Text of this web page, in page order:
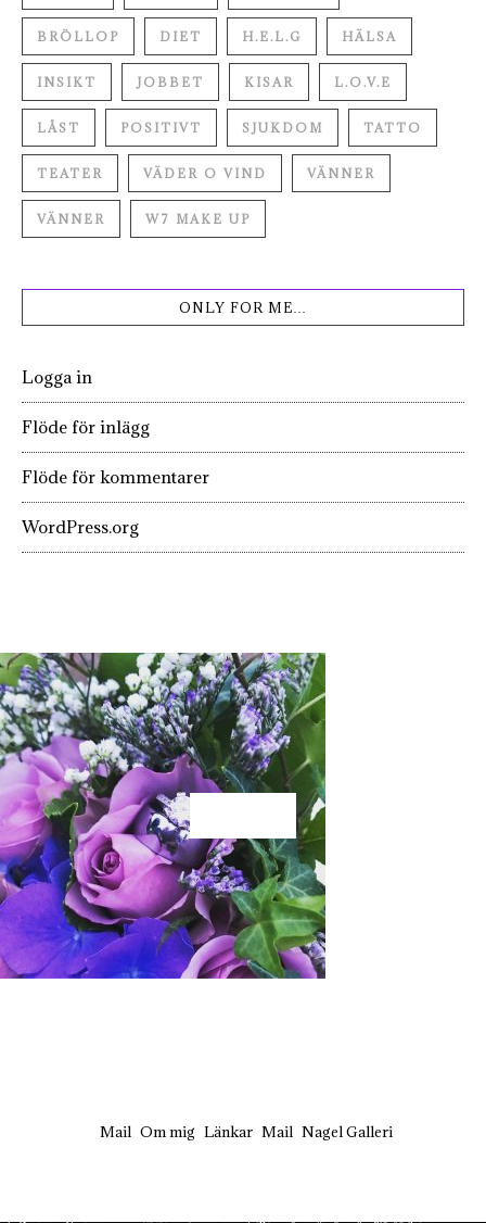
BRÖLLOP DIET H.E.L.G HÄLSA
INSIKT JOBBET KISAR L.O.V.E
LÅST POSITIVT SJUKDOM TATTO
TEATER VÄDER O VIND VÄNNER
VÄNNER W7 MAKE UP
ONLY FOR ME…
Logga in
Flöde för inlägg
Flöde för kommentarer
WordPress.org
Mail Om mig Länkar Mail Nagel Galleri